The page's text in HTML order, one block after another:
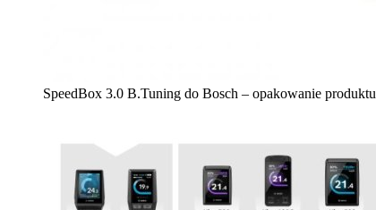
SpeedBox 3.0 B.Tuning do Bosch – opakowanie produktu